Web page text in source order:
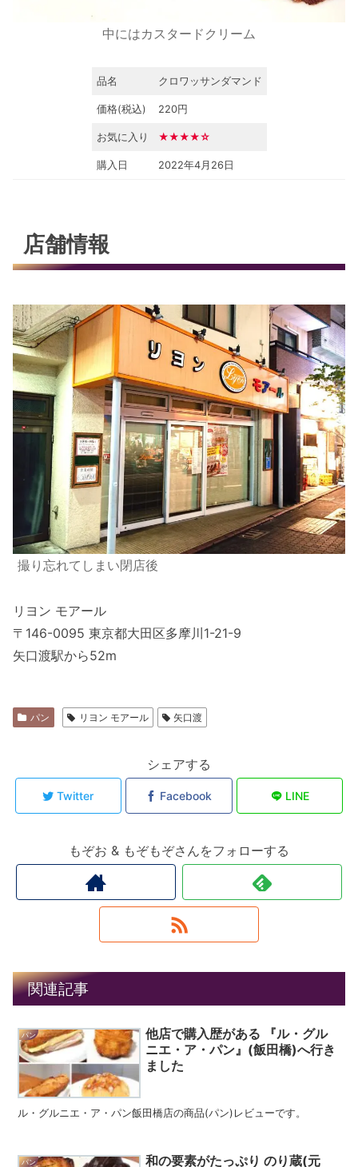
中にはカスタードクリーム
品名 クロワッサンダマンド
価格(税込) 220円
お気に入り ★★★★☆
購入日 2022年4月26日
店舗情報
撮り忘れてしまい閉店後
リヨン モアール
〒146-0095 東京都大田区多摩川1-21-9
矢口渡駅から52m
パン リヨン モアール 矢口渡
シェアする
Twitter Facebook LINE
もぞお & もぞもぞさんをフォローする
関連記事
パン
他店で購入歴がある 『ル・グル
ニエ・ア・パン』(飯田橋)へ行き
ました
ル・グルニエ・ア・パン飯田橋店の商品(パン)レビューです。
パン
和の要素がたっぷり のり蔵(元